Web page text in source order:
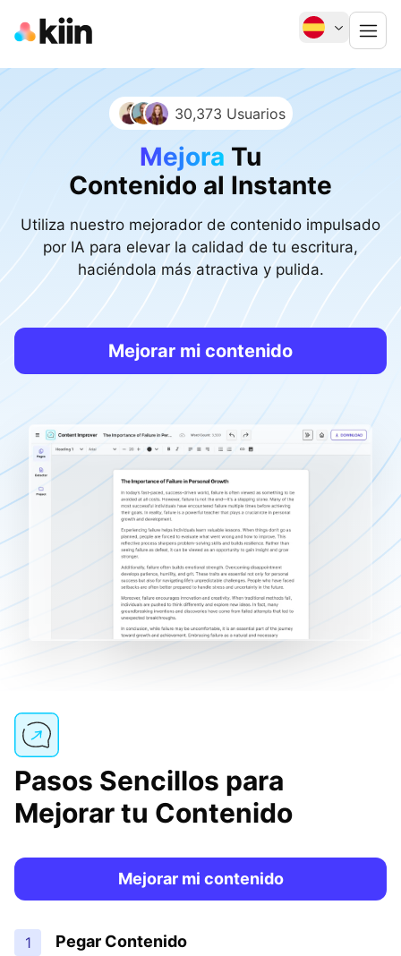
30,373 Usuarios
Mejora Tu
Contenido al Instante
Utiliza nuestro mejorador de contenido impulsado
por IA para elevar la calidad de tu escritura,
haciéndola más atractiva y pulida.
Mejorar mi contenido
Pasos Sencillos para
Mejorar tu Contenido
Mejorar mi contenido
1 Pegar Contenido